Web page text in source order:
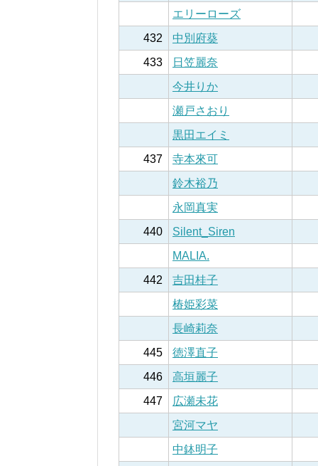
エリーローズ
432
中別府葵
433
日笠麗奈
今井りか
瀬戸さおり
黒田エイミ
437
寺本來可
鈴木裕乃
永岡真実
440
Silent_Siren
MALIA.
442
吉田桂子
椿姫彩菜
長崎莉奈
445
徳澤直子
446
高垣麗子
447
広瀬未花
宮河マヤ
中鉢明子